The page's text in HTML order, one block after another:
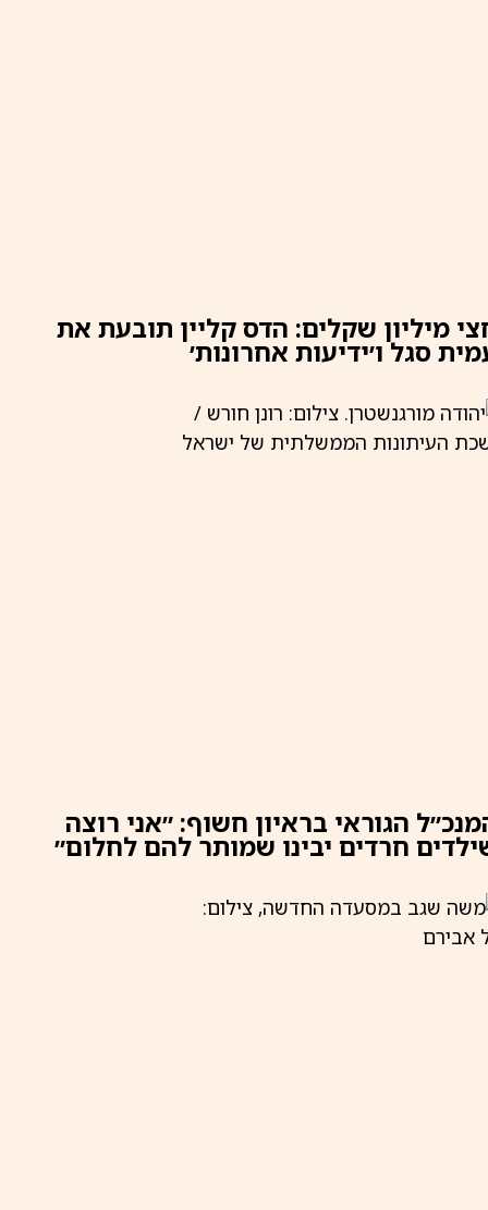
מיליון שקלים: הדס קליין תובעת את
סגל ו׳ידיעות אחרונות׳
הגוראי בראיון חשוף: ״אני רוצה
חרדים יבינו שמותר להם לחלום״